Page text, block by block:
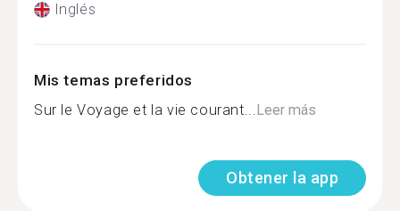
Inglés
Mis temas preferidos
Sur le Voyage et la vie courant...Leer más
Obtener la app